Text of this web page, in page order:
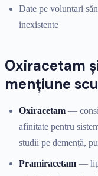
Date pe voluntari
inexistente
Oxiracetam
mențiune
Oxiracetam —
afinitate pentru
studii pe demență,
Pramiracetam —